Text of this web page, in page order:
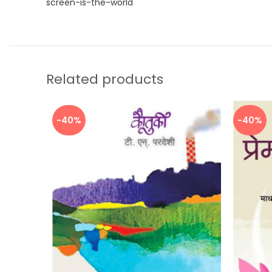
Related products
-40% -40%